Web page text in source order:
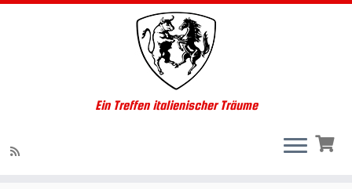
Ein Treffen italienischer Träume